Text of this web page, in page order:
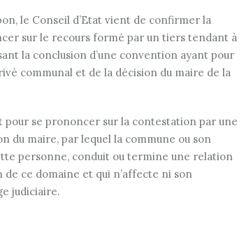
le Conseil d’Etat vient de confirmer la
sur le recours formé par un tiers tendant à
la conclusion d’une convention ayant pour
communal et de la décision du maire de la
se prononcer sur la contestation par une
du maire, par lequel la commune ou son
personne, conduit ou termine une relation
ce domaine et qui n’affecte ni son
judiciaire.